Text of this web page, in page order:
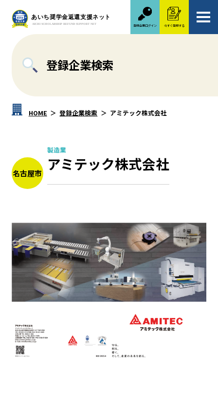
登録企業ログイン 今すぐ登録する
登録企業検索
HOME 登録企業検索 アミテック株式会社
名古屋市
製造業
アミテック株式会社